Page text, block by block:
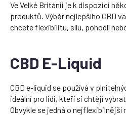
Ve Velké Británii je k dispozici
produktů. Výběr nejlepšího CBD
chcete flexibilitu, sílu, pohodlí
CBD E-Liquid
CBD e-liquid se používá v
ideální pro lidi, kteří si chtějí
Obvykle se jedná o